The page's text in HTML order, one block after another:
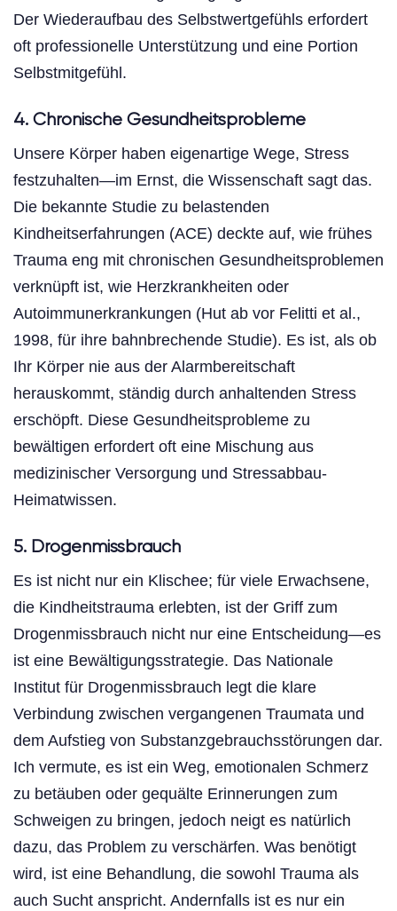
Der Wiederaufbau des Selbstwertgefühls erfordert
oft professionelle Unterstützung und eine Portion
Selbstmitgefühl.
4. Chronische Gesundheitsprobleme
Unsere Körper haben eigenartige Wege, Stress
festzuhalten—im Ernst, die Wissenschaft sagt das.
Die bekannte Studie zu belastenden
Kindheitserfahrungen (ACE) deckte auf, wie frühes
Trauma eng mit chronischen Gesundheitsproblemen
verknüpft ist, wie Herzkrankheiten oder
Autoimmunerkrankungen (Hut ab vor Felitti et al.,
1998, für ihre bahnbrechende Studie). Es ist, als ob
Ihr Körper nie aus der Alarmbereitschaft
herauskommt, ständig durch anhaltenden Stress
erschöpft. Diese Gesundheitsprobleme zu
bewältigen erfordert oft eine Mischung aus
medizinischer Versorgung und Stressabbau-
Heimatwissen.
5. Drogenmissbrauch
Es ist nicht nur ein Klischee; für viele Erwachsene,
die Kindheitstrauma erlebten, ist der Griff zum
Drogenmissbrauch nicht nur eine Entscheidung—es
ist eine Bewältigungsstrategie. Das Nationale
Institut für Drogenmissbrauch legt die klare
Verbindung zwischen vergangenen Traumata und
dem Aufstieg von Substanzgebrauchsstörungen dar.
Ich vermute, es ist ein Weg, emotionalen Schmerz
zu betäuben oder gequälte Erinnerungen zum
Schweigen zu bringen, jedoch neigt es natürlich
dazu, das Problem zu verschärfen. Was benötigt
wird, ist eine Behandlung, die sowohl Trauma als
auch Sucht anspricht. Andernfalls ist es nur ein